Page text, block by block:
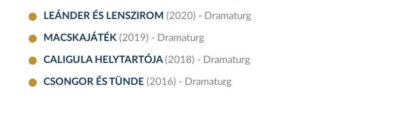
LEÁNDER ÉS LENSZIROM(2020) - Dramaturg
MACSKAJÁTÉK(2019) - Dramaturg
CALIGULA HELYTARTÓJA(2018) - Dramaturg
CSONGOR ÉS TÜNDE(2016) - Dramaturg